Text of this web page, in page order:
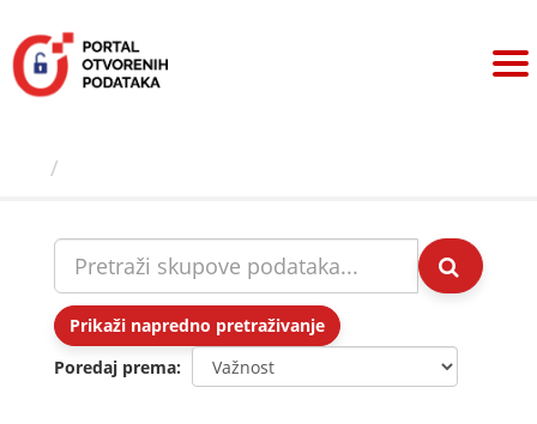
sadržaj
Prikaži napredno pretraživanje
Poredaj prema